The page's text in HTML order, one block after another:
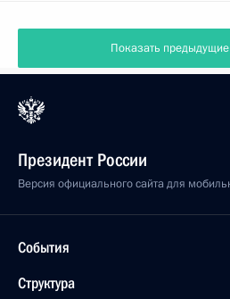
Показать
Президент России
Версия официального сайта для
События
Структура